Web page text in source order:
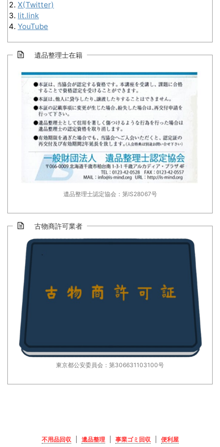
X(Twitter)
lit.link
YouTube
遺品整理士在籍
遺品整理士認定協会：第IS28067号
古物商許可業者
東京都公安委員会：第306631103100号
不用品回収 遺品整理 事業ゴミ回収 便利屋